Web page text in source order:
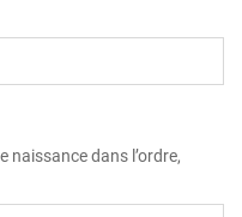
naissance dans l’ordre,